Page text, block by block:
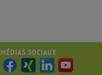
MÉDIAS SOCIAUX